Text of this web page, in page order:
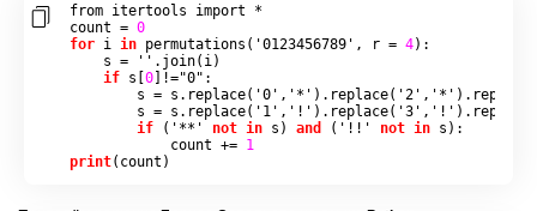
from itertools import
*
count = 0
for i in permutations ( '0123456789' , r = 4):
    s
= '' . join( i )
if s [0]!="0" :
        s
= s . replace( '0' , '*' ). replace( '2' , '*' ). replace
        s
= s . replace( '1' , '!' ). replace( '3' , '!' ). replace
if
( '**' not in s ) and ( '!!' not in s ):
            count
+= 1
print( count )